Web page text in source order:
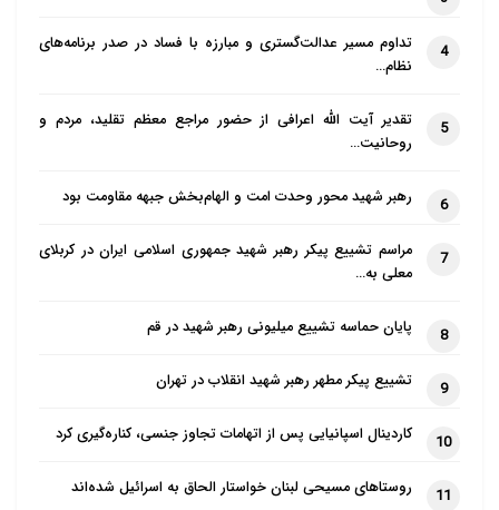
4
تداوم مسیر عدالت‌گستری و مبارزه با فساد در صدر برنامه‌های
نظام…
5
تقدیر آیت الله اعرافی از حضور مراجع معظم تقلید، مردم و
روحانیت…
6 رهبر شهید محور وحدت امت و الهام‌بخش جبهه مقاومت بود
7
مراسم تشییع پیکر رهبر شهید جمهوری اسلامی ایران در کربلای
معلی به…
8 پایان حماسه تشییع میلیونی رهبر شهید در قم
9 تشییع پیکر مطهر رهبر شهید انقلاب در تهران
10 کاردینال اسپانیایی پس از اتهامات تجاوز جنسی، کناره‌گیری کرد
11 روستاهای مسیحی لبنان خواستار الحاق به اسرائیل شده‌اند